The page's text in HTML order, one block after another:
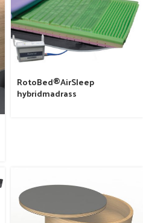
RotoBed®AirSleep
hybridmadrass